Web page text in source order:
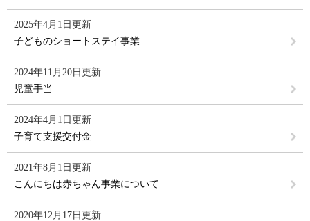
2025年4月1日更新
子どものショートステイ事業
2024年11月20日更新
児童手当
2024年4月1日更新
子育て支援交付金
2021年8月1日更新
こんにちは赤ちゃん事業について
2020年12月17日更新